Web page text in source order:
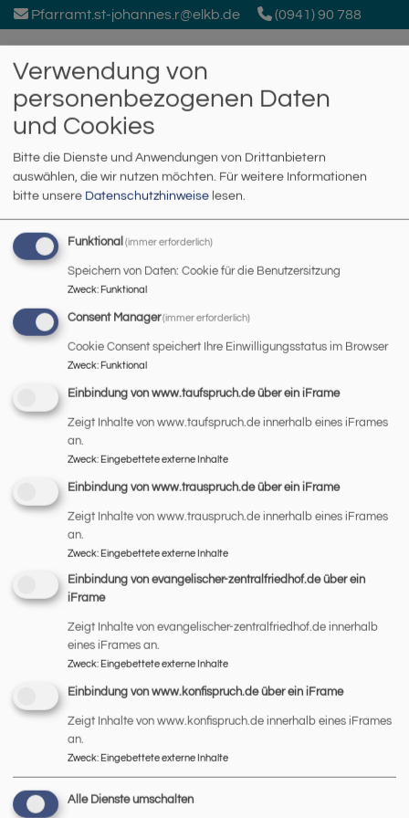
Direkt
zum
Pfarramt.st-johannes.r@elkb.de (0941) 90 788
Johanneskirche Regensburg
Hauptnavigation
Startseite
Geschichte
Geschichte
Die Johanneskirche blickt auf eine bewegte
Geschichte zurück, die nach dem zweiten Weltkrieg
1956 beginnt:
Hauptnavigation
Das sind wir
Unsere KiTa
Fußbereichsmenü
Impressum
Verwendung von
personenbezogenen Daten
und Cookies
Bitte die Dienste und Anwendungen von Drittanbietern
auswählen, die wir nutzen möchten. Für weitere Informationen
bitte unsere Datenschutzhinweise lesen.
Funktional (immer erforderlich)
Speichern von Daten: Cookie für die Benutzersitzung
Zweck: Funktional
Consent Manager (immer erforderlich)
Cookie Consent speichert Ihre Einwilligungsstatus im Browser
Zweck: Funktional
Einbindung von www.taufspruch.de über ein iFrame
Zeigt Inhalte von www.taufspruch.de innerhalb eines iFrames
an.
Zweck: Eingebettete externe Inhalte
Einbindung von www.trauspruch.de über ein iFrame
Zeigt Inhalte von www.trauspruch.de innerhalb eines iFrames
an.
Zweck: Eingebettete externe Inhalte
Einbindung von evangelischer-zentralfriedhof.de über ein
iFrame
Zeigt Inhalte von evangelischer-zentralfriedhof.de innerhalb
eines iFrames an.
Zweck: Eingebettete externe Inhalte
Einbindung von www.konfispruch.de über ein iFrame
Zeigt Inhalte von www.konfispruch.de innerhalb eines iFrames
an.
Zweck: Eingebettete externe Inhalte
Alle Dienste umschalten